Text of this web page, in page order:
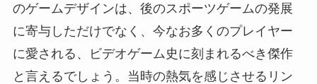
のゲームデザインは、後のスポーツゲームの発展
に寄与しただけでなく、今なお多くのプレイヤー
に愛される、ビデオゲーム史に刻まれるべき傑作
と言えるでしょう。当時の熱気を感じさせるリン